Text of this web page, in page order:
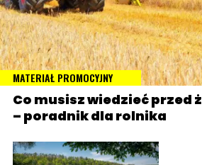
MATERIAŁ PROMOCYJNY
Co musisz wiedzieć przed
– poradnik dla rolnika